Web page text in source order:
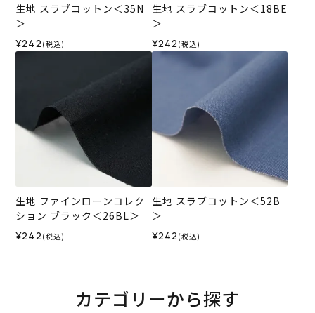
生地 スラブコットン＜35N
＞
¥242 (税込)
生地 スラブコットン＜18BE
＞
¥242 (税込)
生地 ファインローンコレク
ション ブラック＜26BL＞
¥242 (税込)
生地 スラブコットン＜52B
＞
¥242 (税込)
カテゴリーから探す